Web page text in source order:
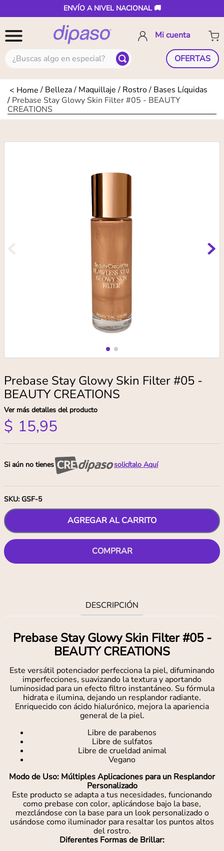
ENVÍO A NIVEL NACIONAL 🚚
¿Buscas algo en especial? OFERTAS
Belleza Maquillaje Rostro
Bases Líquidas
Prebase Stay Glowy Skin Filter #05 - BEAUTY
CREATIONS
Prebase Stay Glowy Skin Filter #05 -
BEAUTY CREATIONS
Ver más detalles del producto
$ 15,95
Si aún no tienes solicítalo Aquí
SKU: GSF-5
AGREGAR AL CARRITO
COMPRAR
DESCRIPCIÓN
Prebase Stay Glowy Skin Filter #05 -
BEAUTY CREATIONS
Este versátil potenciador perfecciona la piel, difuminando
imperfecciones, suavizando la textura y aportando
luminosidad para un efecto filtro instantáneo. Su fórmula
hidrata e ilumina, dejando un resplandor radiante.
Enriquecido con ácido hialurónico, mejora la apariencia
general de la piel.
Libre de parabenos
Libre de sulfatos
Libre de crueldad animal
Vegano
Modo de Uso: Múltiples Aplicaciones para un Resplandor
Personalizado
Este producto se adapta a tus necesidades, funcionando
como prebase con color, aplicándose bajo la base,
mezclándose con la base para un look personalizado o
usándose como iluminador para resaltar los puntos altos
del rostro.
Diferentes Formas de Brillar: